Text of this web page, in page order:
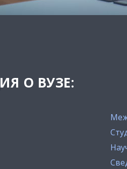
О ВУЗЕ: